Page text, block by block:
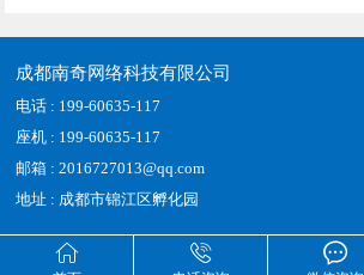
  
成都南奇网络科技有限公司
电话 : 199-60635-117
座机 : 199-60635-117
邮箱 : 2016727013@qq.com
地址 : 成都市锦江区孵化园